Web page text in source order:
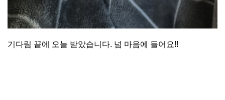
기다림 끝에 오늘 받았습니다. 넘 마음에 들어요!!